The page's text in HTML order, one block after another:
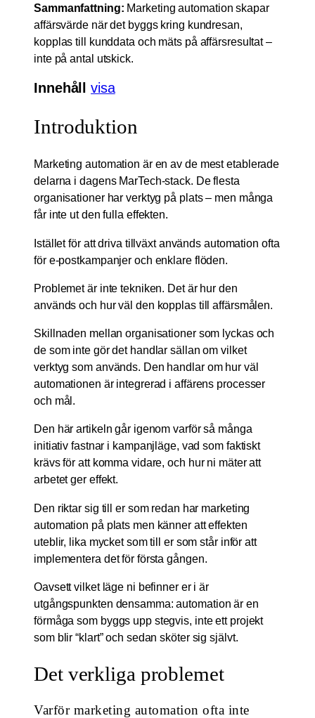
Sammanfattning: Marketing automation skapar
affärsvärde när det byggs kring kundresan,
kopplas till kunddata och mäts på affärsresultat –
inte på antal utskick.
Innehåll visa
Introduktion
Marketing automation är en av de mest etablerade
delarna i dagens MarTech-stack. De flesta
organisationer har verktyg på plats – men många
får inte ut den fulla effekten.
Istället för att driva tillväxt används automation ofta
för e-postkampanjer och enklare flöden.
Problemet är inte tekniken. Det är hur den
används och hur väl den kopplas till affärsmålen.
Skillnaden mellan organisationer som lyckas och
de som inte gör det handlar sällan om vilket
verktyg som används. Den handlar om hur väl
automationen är integrerad i affärens processer
och mål.
Den här artikeln går igenom varför så många
initiativ fastnar i kampanjläge, vad som faktiskt
krävs för att komma vidare, och hur ni mäter att
arbetet ger effekt.
Den riktar sig till er som redan har marketing
automation på plats men känner att effekten
uteblir, lika mycket som till er som står inför att
implementera det för första gången.
Oavsett vilket läge ni befinner er i är
utgångspunkten densamma: automation är en
förmåga som byggs upp stegvis, inte ett projekt
som blir “klart” och sedan sköter sig självt.
Det verkliga problemet
Varför marketing automation ofta inte